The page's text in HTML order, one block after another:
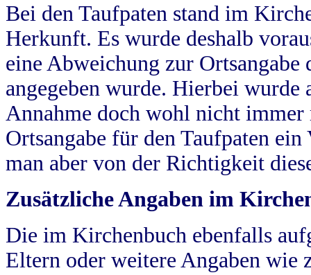
Bei den Taufpaten stand im
Herkunft. Es wurde deshalb
eine Abweichung zur
angegeben wurde. Hierbei wurde
Annahme doch wohl nicht
Ortsangabe für den Taufpaten
man aber von der Richtigkeit
Zusätzliche Angaben im
Die im Kirchenbuch ebenfalls
Eltern oder weitere Angaben wie